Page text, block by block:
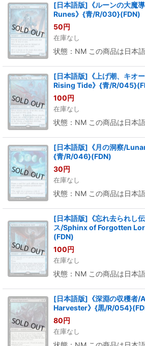
[日本語版]《ルーンの大魔
Runes》{青/R/030}(FDN)
50円
在庫なし
状態：NM この商品は日本語
[日本語版]《上げ潮、キオ
Rising Tide》{青/R/
100円
在庫なし
状態：NM この商品は日本語
[日本語版]《月の洞察/
{青/R/046}(FDN)
30円
在庫なし
状態：NM この商品は日本語
[日本語版]《忘れ去られし
ス/Sphinx of Forgotten
(FDN)
100円
在庫なし
状態：NM この商品は日本語
[日本語版]《深淵の収穫者/
Harvester》{黒/R/
80円
在庫なし